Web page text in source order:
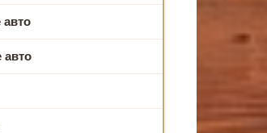
авто
авто